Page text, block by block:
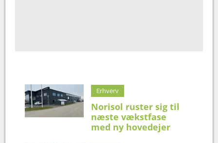
Erhverv
Norisol ruster sig til
næste vækstfase
med ny hovedejer